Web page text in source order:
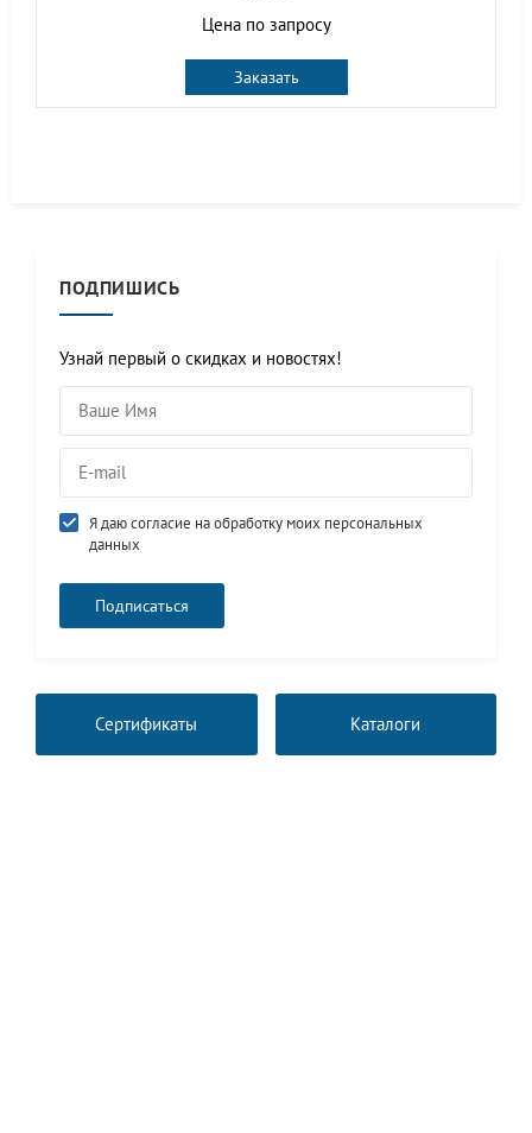
ПОДПИШИСЬ
Узнай первый о скидках и новостях!
Я даю согласие на обработку моих персональных
данных
Сертификаты Каталоги
Цена по запросу
Заказать